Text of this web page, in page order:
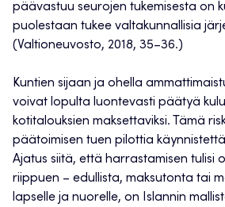
päävastuu seurojen tukemisesta on
puolestaan tukee valtakunnallisia
(Valtioneuvosto, 2018, 35–36.)
Kuntien sijaan ja ohella
voivat lopulta luontevasti päätyä
kotitalouksien maksettaviksi. Tämä
päätoimisen tuen pilottia
Ajatus siitä, että harrastamisen tulisi
riippuen – edullista, maksutonta tai
lapselle ja nuorelle, on Islannin